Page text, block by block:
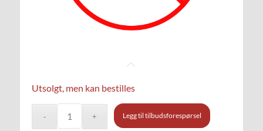
Utsolgt, men kan bestilles
Legg til tilbudsforespørsel